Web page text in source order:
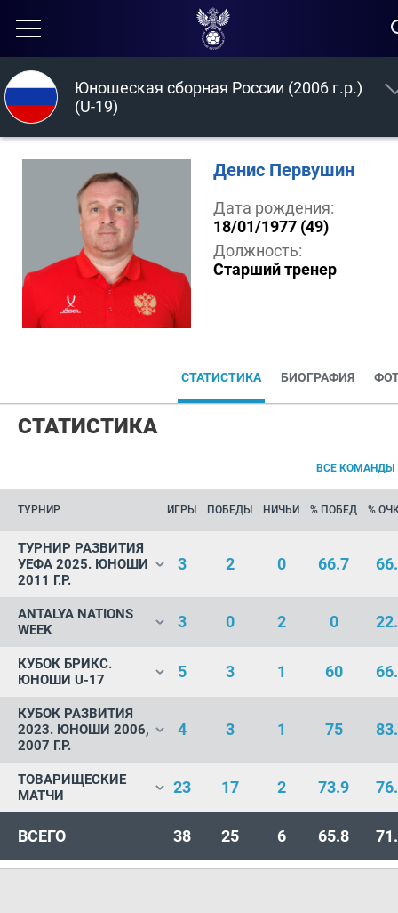
Юношеская сборная России (2006 г.р.)
(U-19)
Денис Первушин
Дата рождения:
18/01/1977 (49)
Должность:
Старший тренер
СТАТИСТИКА БИОГРАФИЯ
СТАТИСТИКА
ВСЕ КОМАНДЫ
ТУРНИР ИГРЫ ПОБЕДЫ НИЧЬИ % ПОБЕД %
ТУРНИР РАЗВИТИЯ
УЕФА 2025. ЮНОШИ
2011 Г.Р.
3 2 0 66.7
ANTALYA NATIONS
WEEK
3 0 2 0
КУБОК БРИКС.
ЮНОШИ U-17
5 3 1 60
КУБОК РАЗВИТИЯ
2023. ЮНОШИ 2006,
2007 Г.Р.
4 3 1 75
ТОВАРИЩЕСКИЕ
МАТЧИ
23 17 2 73.9
ВСЕГО 38 25 6 65.8